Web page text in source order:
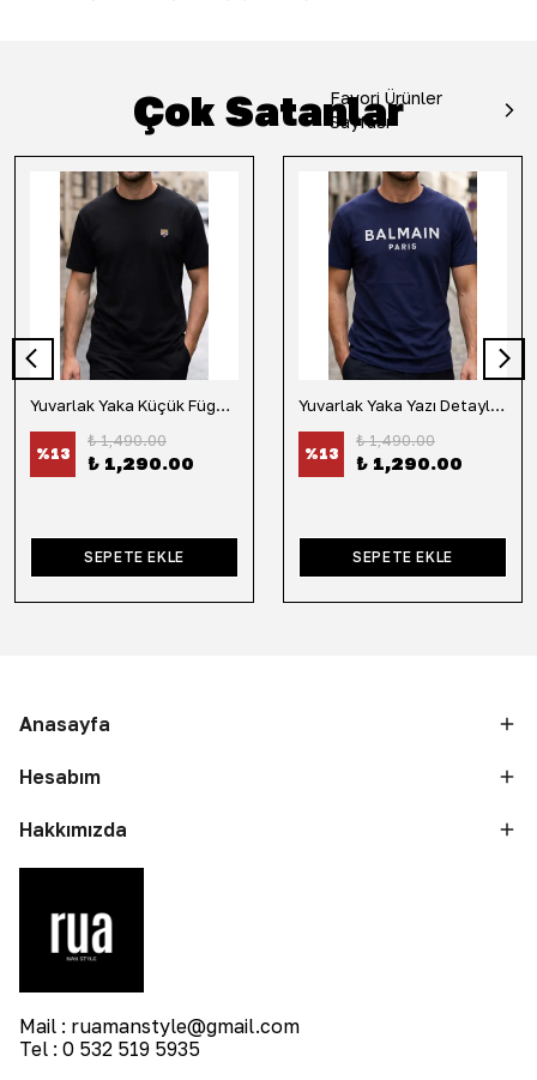
Çok Satanlar
Favori Ürünler
Sayfası
Yuvarlak Yaka Küçük Fügür Detaylı Tişört-Siyah
%13
₺ 1,490.00
₺ 1,290.00
SEPETE EKLE
Yuvarlak Yaka Yazı Detaylı Tişört-Lacivert
%13
₺ 1,490.00
₺ 1,290.00
SEPETE EKLE
Anasayfa
Hesabım
Hakkımızda
Mail : ruamanstyle@gmail.com
Tel : 0 532 519 5935